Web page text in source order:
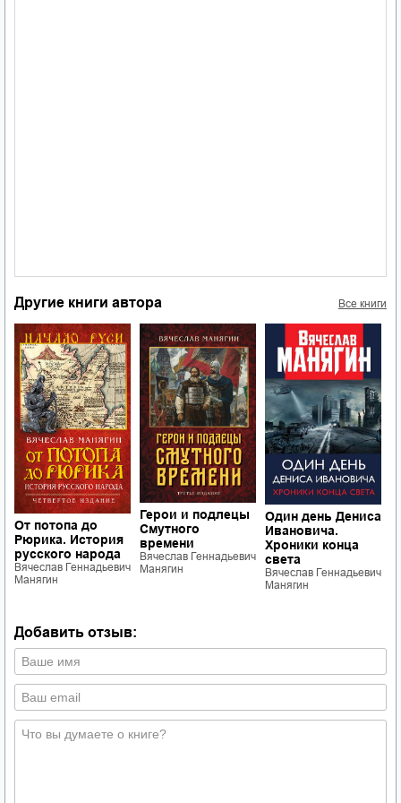
Другие книги автора Все книги
От потопа до
Рюрика. История
русского народа
Вячеслав Геннадьевич
Манягин
Герои и подлецы
Смутного
времени
Вячеслав Геннадьевич
Манягин
Один день Дениса
Ивановича.
Хроники конца
света
Вячеслав Геннадьевич
Манягин
Добавить отзыв: